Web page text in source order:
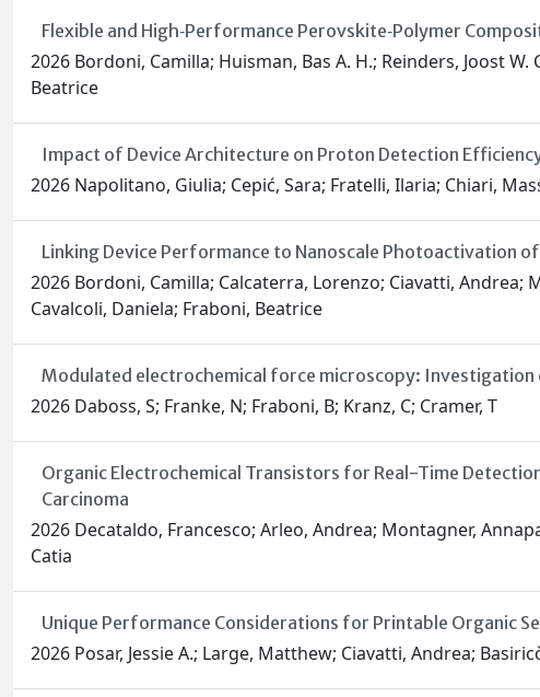
Flexible and High‐Performance Perovskite‐Polymer
2026 Bordoni, Camilla; Huisman, Bas A. H.; Reinders, Joost
Beatrice
Impact of Device Architecture on Proton Detection
2026 Napolitano, Giulia; Cepić, Sara; Fratelli, Ilaria; Chiari,
Linking Device Performance to Nanoscale Photoactivation
2026 Bordoni, Camilla; Calcaterra, Lorenzo; Ciavatti,
Cavalcoli, Daniela; Fraboni, Beatrice
Modulated electrochemical force microscopy:
2026 Daboss, S; Franke, N; Fraboni, B; Kranz, C; Cramer, T
Organic Electrochemical Transistors for Real-Time
Carcinoma
2026 Decataldo, Francesco; Arleo, Andrea; Montagner,
Catia
Unique Performance Considerations for Printable Organic
2026 Posar, Jessie A.; Large, Matthew; Ciavatti, Andrea;